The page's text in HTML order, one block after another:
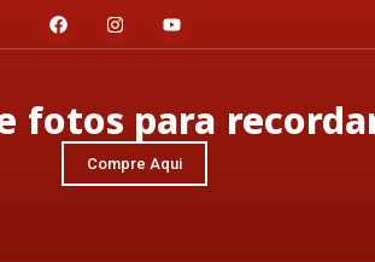
fotos para
Compre Aqui